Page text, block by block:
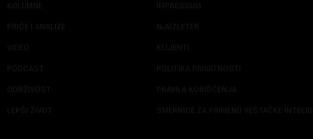
KOLUMNE
PRIČE I ANALIZE
VIDEO
PODCAST
ODRŽIVOST
LEPŠI ŽIVOT
IMPRESSUM
NJUZLETER
KLIJENTI
POLITIKA PRIVATNOSTI
PRAVILA KORIŠĆENJA
SMERNICE ZA PRIMENU VEŠTAČKE